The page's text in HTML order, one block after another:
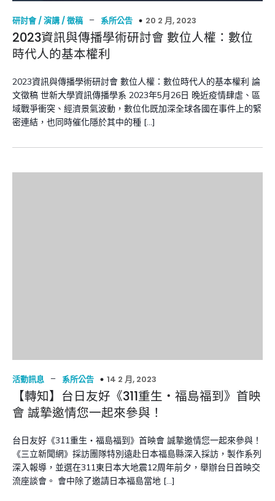
研討會 / 演講 / 徵稿 – 系所公告 20 2 月, 2023
2023資訊與傳播學術研討會 數位人權：數位
時代人的基本權利
2023資訊與傳播學術研討會 數位人權：數位時代人的基本權利 論
文徵稿 世新大學資訊傳播學系 2023年5月26日 晚近疫情肆虐、區
域戰爭衝突、經濟景氣波動，數位化既加深全球各國在事件上的緊
密連結，也同時催化隱於其中的種 […]
活動訊息 – 系所公告 14 2 月, 2023
【轉知】台日友好《311重生‧福島福到》首映
會 誠摯邀情您一起來參與！
台日友好《311重生‧福島福到》首映會 誠摯邀情您一起來參與！
《三立新聞網》採訪團隊特別遠赴日本福島縣深入採訪，製作系列
深入報導，並選在311東日本大地震12周年前夕，舉辦台日首映交
流座談會。 會中除了邀請日本福島當地 […]